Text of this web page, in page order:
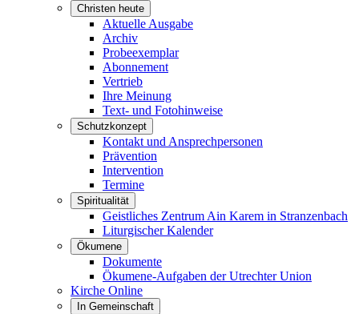
Christen heute
Aktuelle Ausgabe
Archiv
Probeexemplar
Abonnement
Vertrieb
Ihre Meinung
Text- und Fotohinweise
Schutzkonzept
Kontakt und Ansprechpersonen
Prävention
Intervention
Termine
Spiritualität
Geistliches Zentrum Ain Karem in Stranzenbach
Liturgischer Kalender
Ökumene
Dokumente
Ökumene-Aufgaben der Utrechter Union
Kirche Online
In Gemeinschaft